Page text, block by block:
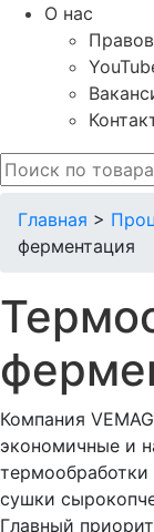
О нас
Искать:
Главная >
ферментация
Компания
экономичные и
сушки
Главный